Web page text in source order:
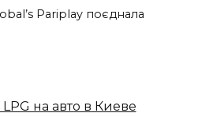
Pariplay поєднала